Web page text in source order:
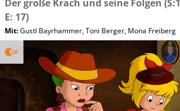
Der große Krach und seine Folgen (S:1
E: 17)
Mit:Gustl Bayrhammer,Toni Berger, Mona Freiberg